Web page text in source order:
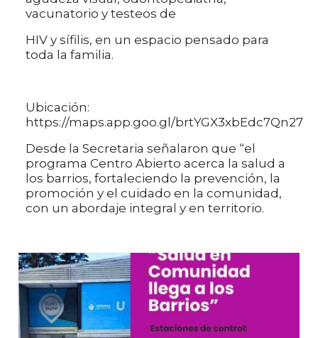
vacunatorio y testeos de
HIV y sífilis, en un espacio pensado para
toda la familia.
Ubicación:
https://maps.app.goo.gl/brtYGX3xbEdc7Qn27
Desde la Secretaria señalaron que “el
programa Centro Abierto acerca la salud a
los barrios, fortaleciendo la prevención, la
promoción y el cuidado en la comunidad,
con un abordaje integral y en territorio.